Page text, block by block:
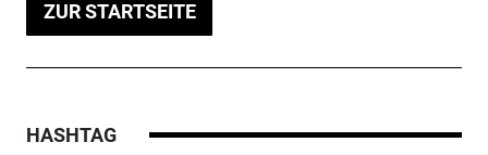
ZUR STARTSEITE
HASHTAG